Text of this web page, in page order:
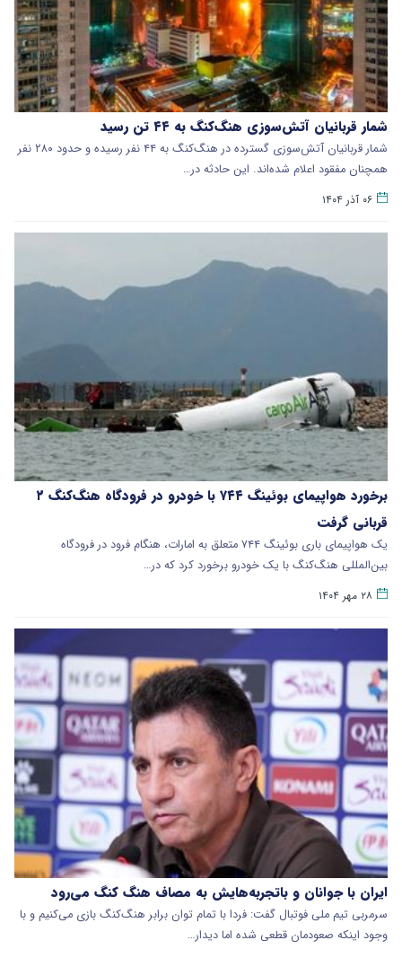
شمار قربانیان آتش‌سوزی هنگ‌کنگ به ۴۴ تن رسید
شمار قربانیان آتش‌سوزی گسترده در هنگ‌کنگ به ۴۴ نفر رسیده و حدود ۲۸۰ نفر
همچنان مفقود اعلام شده‌اند. این حادثه در…
۰۶ آذر ۱۴۰۴
برخورد هواپیمای بوئینگ ۷۴۴ با خودرو در فرودگاه هنگ‌کنگ ۲
قربانی گرفت
یک هواپیمای باری بوئینگ ۷۴۴ متعلق به امارات، هنگام فرود در فرودگاه
بین‌المللی هنگ‌کنگ با یک خودرو برخورد کرد که در…
۲۸ مهر ۱۴۰۴
ایران با جوانان و باتجربه‌هایش به مصاف هنگ کنگ می‌رود
سرمربی تیم ملی فوتبال گفت: فردا با تمام توان برابر هنگ‌کنگ بازی می‌کنیم و با
وجود اینکه صعودمان قطعی شده اما دیدار…